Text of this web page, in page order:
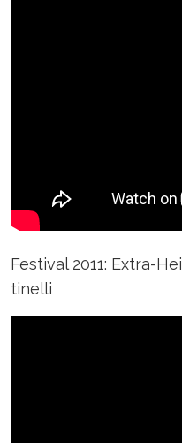
Festival 2011: Extra-
tinelli